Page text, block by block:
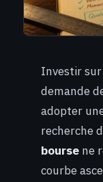
Investir
demande
adopter
recherche
bourse ne
courbe